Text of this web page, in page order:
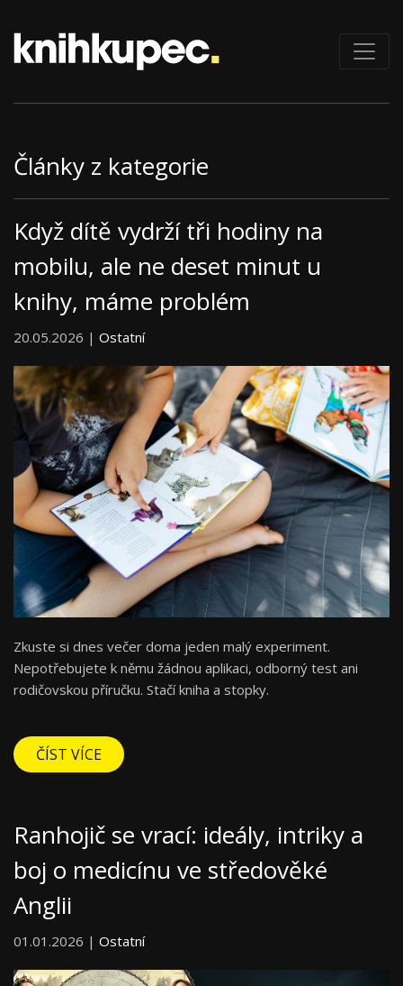
Články z kategorie
Když dítě vydrží tři hodiny na
mobilu, ale ne deset minut u
knihy, máme problém
20.05.2026 | Ostatní
Zkuste si dnes večer doma jeden malý experiment.
Nepotřebujete k němu žádnou aplikaci, odborný test ani
rodičovskou příručku. Stačí kniha a stopky.
ČÍST VÍCE
Ranhojič se vrací: ideály, intriky a
boj o medicínu ve středověké
Anglii
01.01.2026 | Ostatní